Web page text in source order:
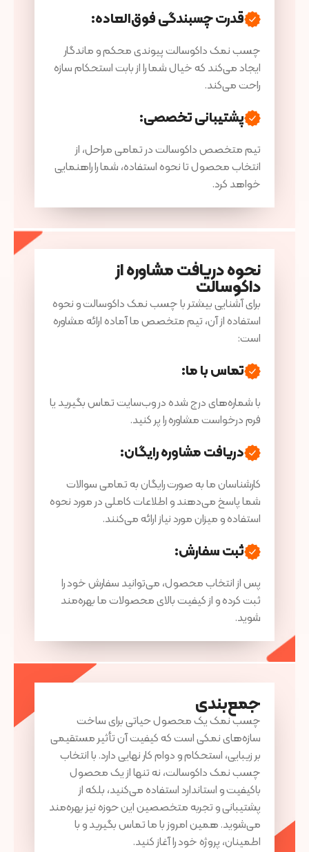
قدرت چسبندگی فوق‌العاده:
چسب نمک داکوسالت پیوندی محکم و ماندگار
ایجاد می‌کند که خیال شما را از بابت استحکام سازه
راحت می‌کند.
پشتیبانی تخصصی:
تیم متخصص داکوسالت در تمامی مراحل، از
انتخاب محصول تا نحوه استفاده، شما را راهنمایی
خواهد کرد.
نحوه دریافت مشاوره از
داکوسالت
برای آشنایی بیشتر با چسب نمک داکوسالت و نحوه
استفاده از آن، تیم متخصص ما آماده ارائه مشاوره
است:
تماس با ما:
با شماره‌های درج شده در وب‌سایت تماس بگیرید یا
فرم درخواست مشاوره را پر کنید.
دریافت مشاوره رایگان:
کارشناسان ما به صورت رایگان به تمامی سوالات
شما پاسخ می‌دهند و اطلاعات کاملی در مورد نحوه
استفاده و میزان مورد نیاز ارائه می‌کنند.
ثبت سفارش:
پس از انتخاب محصول، می‌توانید سفارش خود را
ثبت کرده و از کیفیت بالای محصولات ما بهره‌مند
شوید.
جمع‌بندی
چسب نمک یک محصول حیاتی برای ساخت
سازه‌های نمکی است که کیفیت آن تأثیر مستقیمی
بر زیبایی، استحکام و دوام کار نهایی دارد. با انتخاب
چسب نمک داکوسالت، نه تنها از یک محصول
باکیفیت و استاندارد استفاده می‌کنید، بلکه از
پشتیبانی و تجربه متخصصین این حوزه نیز بهره‌مند
می‌شوید. همین امروز با ما تماس بگیرید و با
اطمینان، پروژه خود را آغاز کنید.